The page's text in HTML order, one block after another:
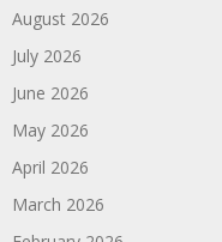
August 2026
July 2026
June 2026
May 2026
April 2026
March 2026